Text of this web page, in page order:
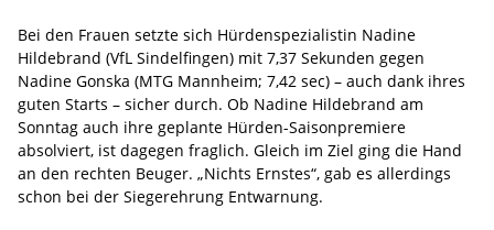
Bei den Frauen setzte sich Hürdenspezialistin Nadine
Hildebrand (VfL Sindelfingen) mit 7,37 Sekunden gegen
Nadine Gonska (MTG Mannheim; 7,42 sec) – auch dank ihres
guten Starts – sicher durch. Ob Nadine Hildebrand am
Sonntag auch ihre geplante Hürden-Saisonpremiere
absolviert, ist dagegen fraglich. Gleich im Ziel ging die Hand
an den rechten Beuger. „Nichts Ernstes“, gab es allerdings
schon bei der Siegerehrung Entwarnung.